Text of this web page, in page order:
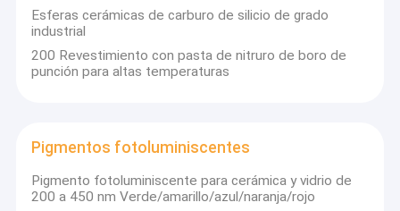
Esferas cerámicas de carburo de silicio de grado
industrial
200 Revestimiento con pasta de nitruro de boro de
punción para altas temperaturas
Pigmentos fotoluminiscentes
Pigmento fotoluminiscente para cerámica y vidrio de
200 a 450 nm Verde/amarillo/azul/naranja/rojo